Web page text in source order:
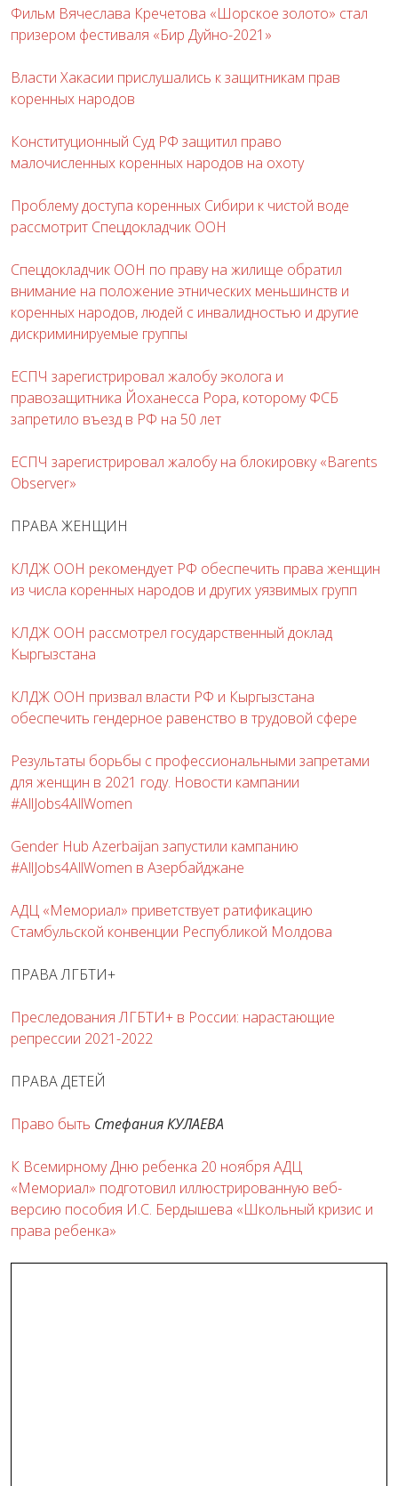
Фильм Вячеслава Кречетова «Шорское золото» стал
призером фестиваля «Бир Дуйно-2021»
Власти Хакасии прислушались к защитникам прав
коренных народов
Конституционный Суд РФ защитил право
малочисленных коренных народов на охоту
Проблему доступа коренных Сибири к чистой воде
рассмотрит Спецдокладчик ООН
Спецдокладчик ООН по праву на жилище обратил
внимание на положение этнических меньшинств и
коренных народов, людей с инвалидностью и другие
дискриминируемые группы
ЕСПЧ зарегистрировал жалобу эколога и
правозащитника Йоханесса Рора, которому ФСБ
запретило въезд в РФ на 50 лет
ЕСПЧ зарегистрировал жалобу на блокировку «Barents
Observer»
ПРАВА ЖЕНЩИН
КЛДЖ ООН рекомендует РФ обеспечить права женщин
из числа коренных народов и других уязвимых групп
КЛДЖ ООН рассмотрел государственный доклад
Кыргызстана
КЛДЖ ООН призвал власти РФ и Кыргызстана
обеспечить гендерное равенство в трудовой сфере
Результаты борьбы с профессиональными запретами
для женщин в 2021 году. Новости кампании
#AllJobs4AllWomen
Gender Hub Azerbaijan запустили кампанию
#AllJobs4AllWomen в Азербайджане
АДЦ «Мемориал» приветствует ратификацию
Стамбульской конвенции Республикой Молдова
ПРАВА ЛГБТИ+
Преследования ЛГБТИ+ в России: нарастающие
репрессии 2021-2022
ПРАВА ДЕТЕЙ
Право быть Стефания КУЛАЕВА
К Всемирному Дню ребенка 20 ноября АДЦ
«Мемориал» подготовил иллюстрированную веб-
версию пособия И.С. Бердышева «Школьный кризис и
права ребенка»